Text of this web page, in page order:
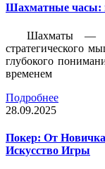
Шахматные часы:
Шахматы —
стратегического
глубокого
временем
Подробнее
28.09.2025
Покер: От Новичка
Искусство Игры